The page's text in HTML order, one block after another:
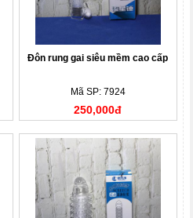
Đôn rung gai siêu mềm cao cấp
Mã SP: 7924
250,000đ